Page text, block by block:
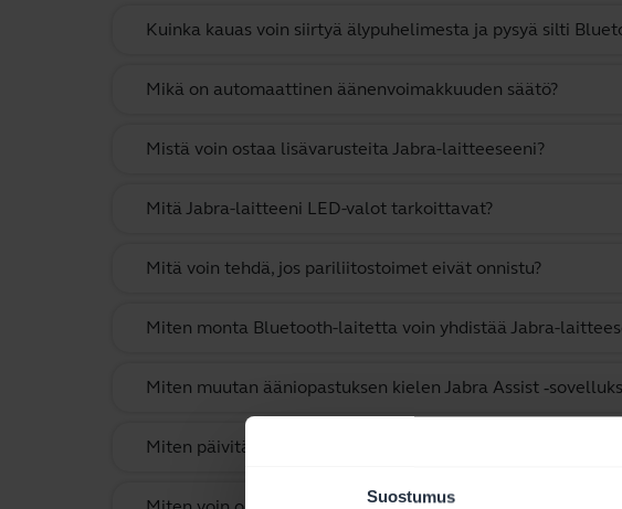
Suostumus
Kuinka kauas voin siirtyä älypuhelimesta ja pysyä silti
Mikä on automaattinen äänenvoimakkuuden säätö?
Mistä voin ostaa lisävarusteita Jabra-laitteeseeni?
Mitä Jabra-laitteeni LED-valot tarkoittavat?
Mitä voin tehdä, jos pariliitostoimet eivät onnistu?
Miten monta Bluetooth-laitetta voin yhdistää Jabra-
Miten muutan ääniopastuksen kielen Jabra Assist
Miten päivitän Jabra-laitteeni laiteohjelmiston Jabra Assist -